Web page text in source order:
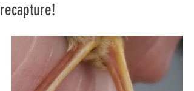
recapture!